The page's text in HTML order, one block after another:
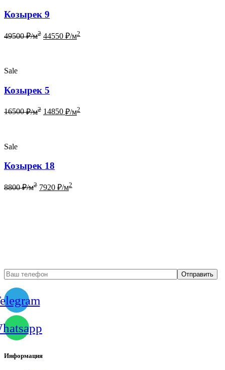
Козырек 9
49500₽/м2 44550 ₽/м2
Sale
Козырек 5
16500₽/м2 14850 ₽/м2
Sale
Козырек 18
8800₽/м2 7920 ₽/м2
Информация